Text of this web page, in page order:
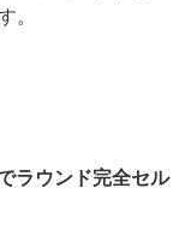
。
ラウンド完全セル